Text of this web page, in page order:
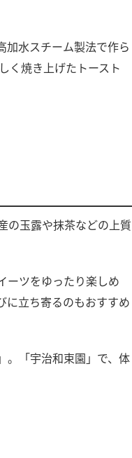
加水スチーム製法で作ら
く焼き上げたトースト
の玉露や抹茶などの上質
ーツをゆったり楽しめ
に立ち寄るのもおすすめ
。「宇治和束園」で、体